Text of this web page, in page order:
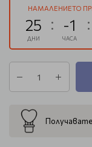
НАМАЛЕНИЕТО
25
ДНИ
-1
ЧАСА
Получавате